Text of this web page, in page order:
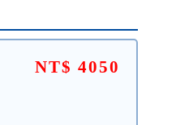
NT$ 4050